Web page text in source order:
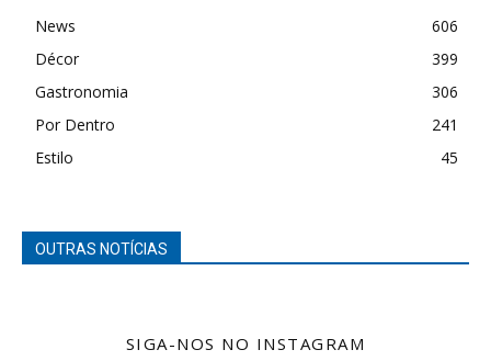
News
606
Décor
399
Gastronomia
306
Por Dentro
241
Estilo
45
OUTRAS NOTÍCIAS
SIGA-NOS NO INSTAGRAM